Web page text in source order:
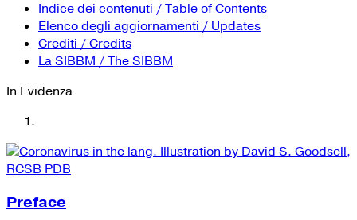
Tutti i siti Zanichelli per la scuola
Collezioni Università
Facebook
Twitter
Instagram
Instagram scuola
Mail
Indice dei contenuti / Table of Contents
Elenco degli aggiornamenti / Updates
Crediti / Credits
La SIBBM / The SIBBM
In Evidenza
Preface